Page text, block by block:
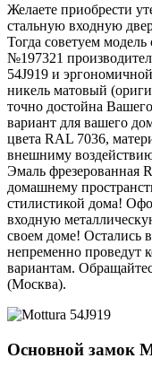
Желаете приобрести
стальную входную
Тогда советуем
№197321
54J919 и
никель матовый
точно достойна
вариант для вашего
цвета RAL 7036,
внешниму
Эмаль фрезерованная
домашнему
стилистикой дома!
входную
своем доме! Остались
непременно проведут
вариантам.
(Москва).
Основной замок